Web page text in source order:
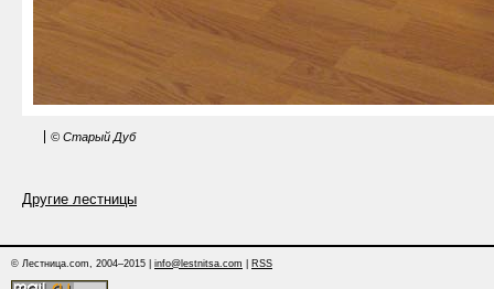
© Старый Дуб
Другие лестницы
© Лестница.com, 2004–2015 | info@lestnitsa.com RSS